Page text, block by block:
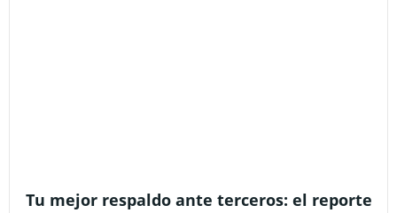
Tu mejor respaldo ante terceros: el reporte